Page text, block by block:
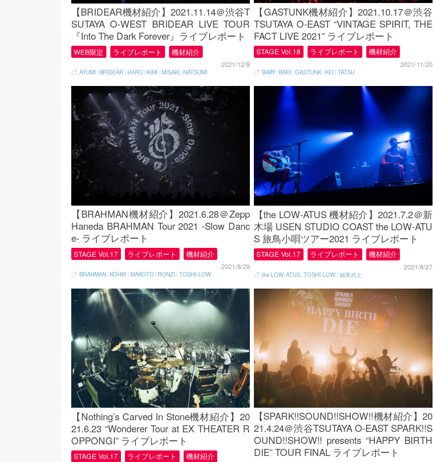
【BRIDEAR機材紹介】2021.11.14＠渋谷T
SUTAYA O-WEST BRIDEAR LIVE TOUR
『Into The Dark Forever』ライブレポート
WEB限定 ライブレポート 機材紹介
2021/12/8
AYUMI | BRIDEAR| HARU | KIMI| MISAKI |NATSUMI
【GASTUNK機材紹介】2021.10.17＠渋谷
TSUTAYA O-EAST “VINTAGE SPIRIT, THE
FACT LIVE 2021” ライブレポート
STAGE Vol.18 ライブレポート 機材紹介
2021/11/20
BABY | BAKI| GASTUNK | KEI| TATSU
【BRAHMAN機材紹介】2021.6.28＠Zepp
Haneda BRAHMAN Tour 2021 -Slow Danc
e- ライブレポート
STAGE Vol.17 ライブレポート 機材紹介
2021/8/29
BRAHMAN | KOHKI| MAKOTO | RONZI| TOSHI-LOW
【the LOW-ATUS 機材紹介】2021.7.2＠新
木場 USEN STUDIO COAST the LOW-ATU
S 旅鳥小唄ツアー2021 ライブレポート
STAGE Vol.17 ライブレポート 機材紹介
2021/8/27
the LOW-ATUS |TOSHI-LOW| 細美武士
【Nothing’s Carved In Stone機材紹介】20
21.6.23 “Wonderer Tour at EX THEATER R
OPPONGI” ライブレポート
STAGE Vol.17 ライブレポート 機材紹介
【SPARK!!SOUND!!SHOW!!機材紹介】20
21.4.24＠渋谷TSUTAYA O-EAST SPARK!!S
OUND!!SHOW!! presents “HAPPY BIRTH
DIE” TOUR FINAL ライブレポート